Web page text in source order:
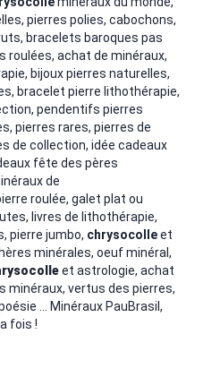
pierres polies, cabochons,
bracelets baroques pas
roulées, achat de minéraux,
bijoux pierres naturelles,
bracelet pierre lithothérapie,
pendentifs pierres
pierres rares, pierres de
de collection, idée cadeaux
fête des pères
de
roulée, galet plat ou
livres de lithothérapie,
pierre jumbo, chrysocolleet
minérales, oeuf minéral,
et astrologie, achat
minéraux, vertus des pierres,
... Minéraux PauBrasil,
fois !